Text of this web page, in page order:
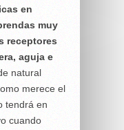
en
muy
receptores
aguja e
natural
merece el
tendrá en
cuando